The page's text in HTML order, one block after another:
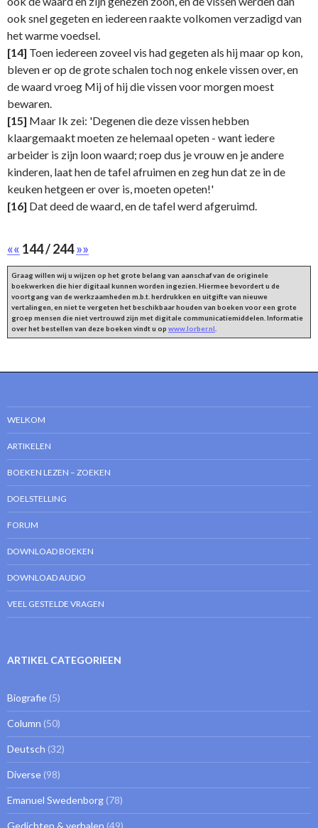
ook snel gegeten en iedereen raakte volkomen verzadigd van
het warme voedsel.
[14] Toen iedereen zoveel vis had gegeten als hij maar op kon,
bleven er op de grote schalen toch nog enkele vissen over, en
de waard vroeg Mij of hij die vissen voor morgen moest
bewaren.
[15] Maar Ik zei: 'Degenen die deze vissen hebben
klaargemaakt moeten ze helemaal opeten - want iedere
arbeider is zijn loon waard; roep dus je vrouw en je andere
kinderen, laat hen de tafel afruimen en zeg hun dat ze in de
keuken hetgeen er over is, moeten opeten!'
[16] Dat deed de waard, en de tafel werd afgeruimd.
«« 144 / 244»»
Graag willen wij u wijzen op het grote belang van aanschaf van de originele
boekwerken die hier digitaal kunnen worden ingezien. Hiermee bevordert u de
voortgang van de werkzaamheden m.b.t. herdrukken en uitgifte van nieuwe
vertalingen, en niet te vergeten het beschikbaar houden van boeken voor een grote
groep mensen die niet vertrouwd zijn met digitale communicatiemiddelen. Informatie
over het bestellen van deze boeken vindt u op www.lorber.nl
WELKOM
ARTIKELEN
BOEKEN LEZEN – ZOEKEN
DOELSTELLING
FORUM
DOWNLOAD BOEKEN
DOWNLOAD AUDIO
VEEL GESTELDE VRAGEN
ARTIKEL CATEGORIEEN
Biografie (5)
Column (50)
Deutsch (32)
Diverse (98)
Emanuel Swedenborg (78)